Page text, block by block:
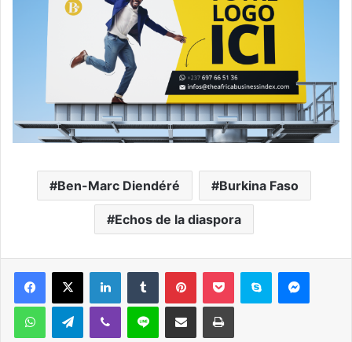
Ben-Marc Diendéré Burkina Faso
Echos de la diaspora
Facebook
X LinkedinTumblr PinterestPocket Skype
WhatsAppTelegramViber Ligne Partager par email Imprimer